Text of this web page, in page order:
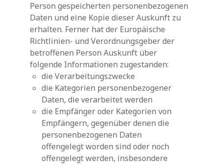
Person gespeicherten personenbezogenen
Daten und eine Kopie dieser Auskunft zu
erhalten. Ferner hat der Europäische
Richtlinien- und Verordnungsgeber der
betroffenen Person Auskunft über
folgende Informationen zugestanden:
die Verarbeitungszwecke
die Kategorien personenbezogener
Daten, die verarbeitet werden
die Empfänger oder Kategorien von
Empfängern, gegenüber denen die
personenbezogenen Daten
offengelegt worden sind oder noch
offengelegt werden, insbesondere